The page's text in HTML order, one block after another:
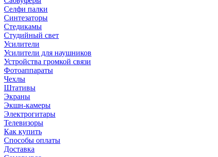
Селфи палки
Синтезаторы
Стедикамы
Студийный свет
Усилители
Усилители для наушников
Устройства громкой связи
Фотоаппараты
Чехлы
Штативы
Экраны
Экшн-камеры
Электрогитары
Телевизоры
Как купить
Способы оплаты
Доставка